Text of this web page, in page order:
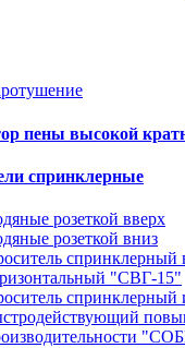
пены высокой
спринклерные
розеткой вверх
розеткой вниз
спринклерный
"СВГ-15"
спринклерный